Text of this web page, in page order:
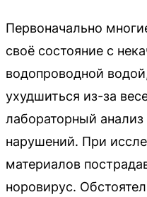
Первоначально
своё состояние с
водопроводной
ухудшиться из-за
лабораторный
нарушений. При
материалов
норовирус.